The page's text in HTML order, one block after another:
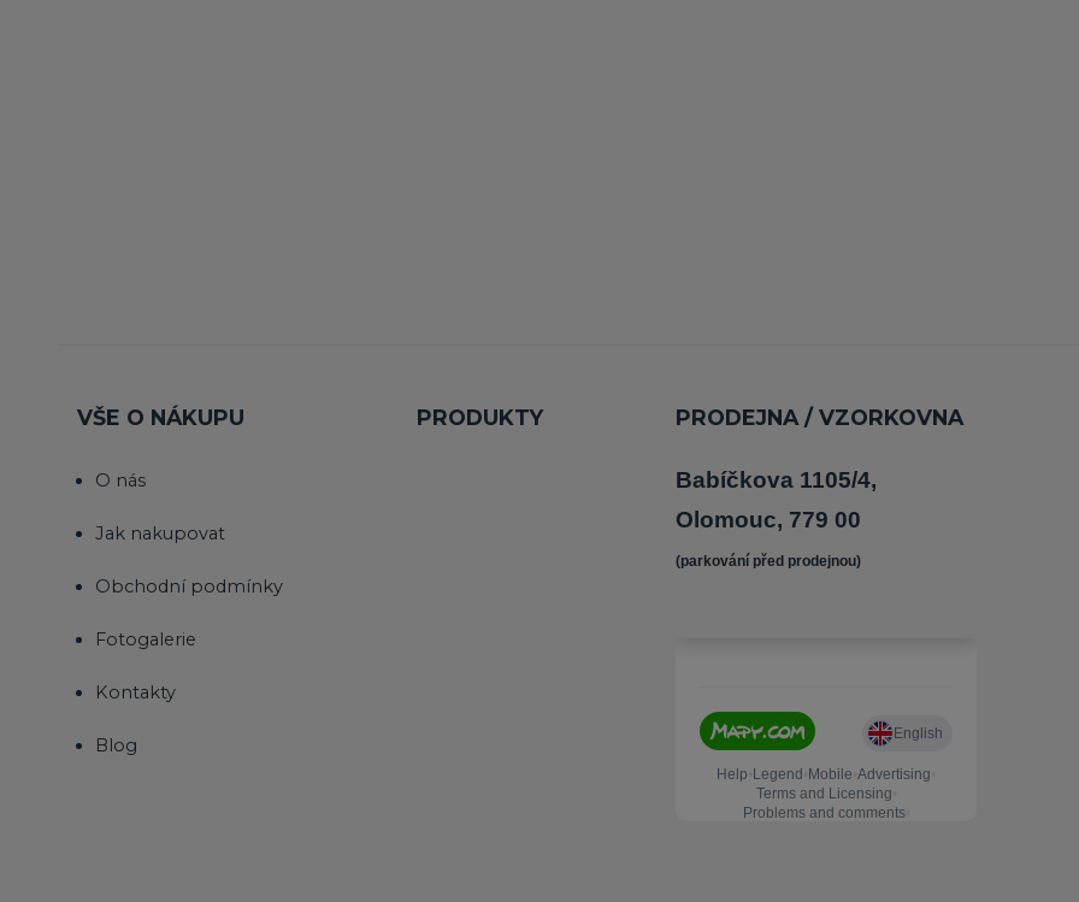
VŠE O NÁKUPU
O nás
Jak nakupovat
Obchodní podmínky
Fotogalerie
Kontakty
Blog
PRODUKTY PRODEJNA / VZORKOVNA
Babíčkova 1105/4,
Olomouc, 779 00
(parkování před prodejnou)